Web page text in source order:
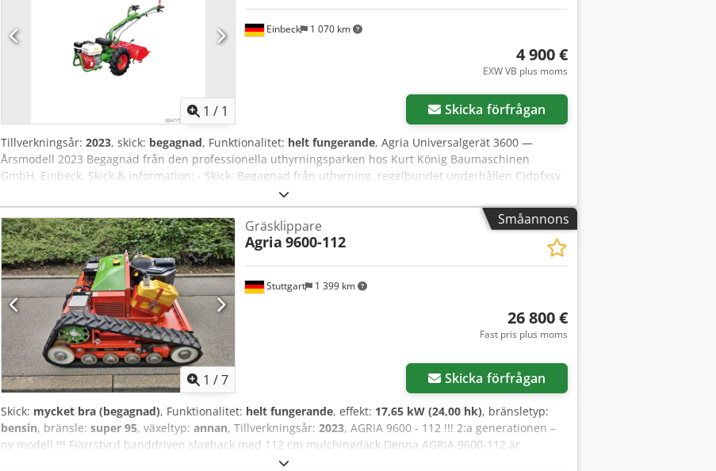
1 / 1
Einbeck 1 070 km
4 900 €
EXW VB plus moms
Skicka förfrågan
Tillverkningsår: 2023, skick: begagnad, Funktionalitet: helt fungerande, Agria Universalgerät 3600 —
Årsmodell 2023 Begagnad från den professionella uthyrningsparken hos Kurt König Baumaschinen
GmbH, Einbeck. Skick & information: - Skick: Begagnad från uthyrning, regelbundet underhållen Cjdpfxsy
A E H Us Ag Ejrf - Funktion: Fullt fungerande - Produktbilderna är exempelbilder och visar maskinen i
nyskick — det faktiska skicket varierar beroende på användningstid - Visning möjlig i 37574 Einbeck efter
överenskommelse Pris 4.900 EUR exkl. moms | EXW Einbeck | Leverans på förfrågan
Småannons
1 /7
Stuttgart 1 399 km
Gräsklippare
Agria 9600-112
26 800 €
Fast pris plus moms
Skicka förfrågan
Skick: mycket bra (begagnad), Funktionalitet: helt fungerande, effekt: 17,65 kW (24,00 hk), bränsletyp:
bensin, bränsle: super 95, växeltyp: annan, Tillverkningsår: 2023, AGRIA 9600 - 112 !!! 2:a generationen –
ny modell !!! Fjärrstyrd banddriven slaghack med 112 cm mulchingdäck Denna AGRIA 9600-112 är
tillverkad 2023, har endast 304 driftstimmar enligt mätaren och är i mycket gott skick med normala spår